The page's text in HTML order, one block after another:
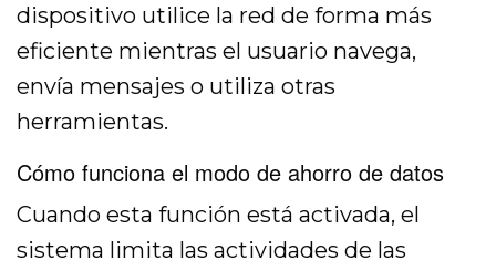
dispositivo utilice la red de forma más
eficiente mientras el usuario navega,
envía mensajes o utiliza otras
herramientas.
Cómo funciona el modo de ahorro de datos
Cuando esta función está activada, el
sistema limita las actividades de las